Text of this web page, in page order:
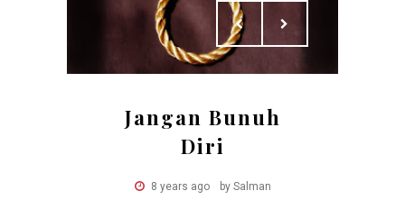
Jangan Bunuh
Diri
8 years ago
by Salman